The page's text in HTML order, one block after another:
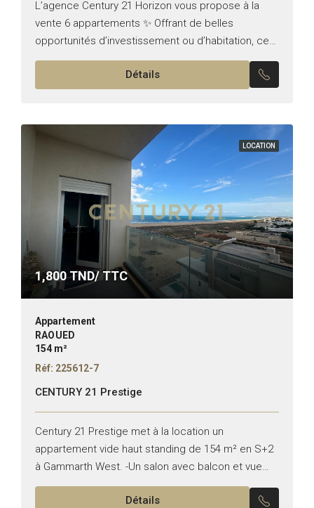
L’agence Century 21 Horizon vous propose à la
vente 6 appartements ✨ Offrant de belles
opportunités d’investissement ou d’habitation, ces
biens bénéficient d’un emplacement stratégique
avec vue sur mer 🌊. Ils se...
Détails
LOCATION
1,800TND/ TTC
Appartement
RAOUED
154 m²
Réf: 225612-7
CENTURY 21 Prestige
Century 21 Prestige met à la location un
appartement vide haut standing de 154 m² en S+2
à Gammarth West. -Un salon avec balcon et vue
sur la mer -Une cuisine équipée...
Détails